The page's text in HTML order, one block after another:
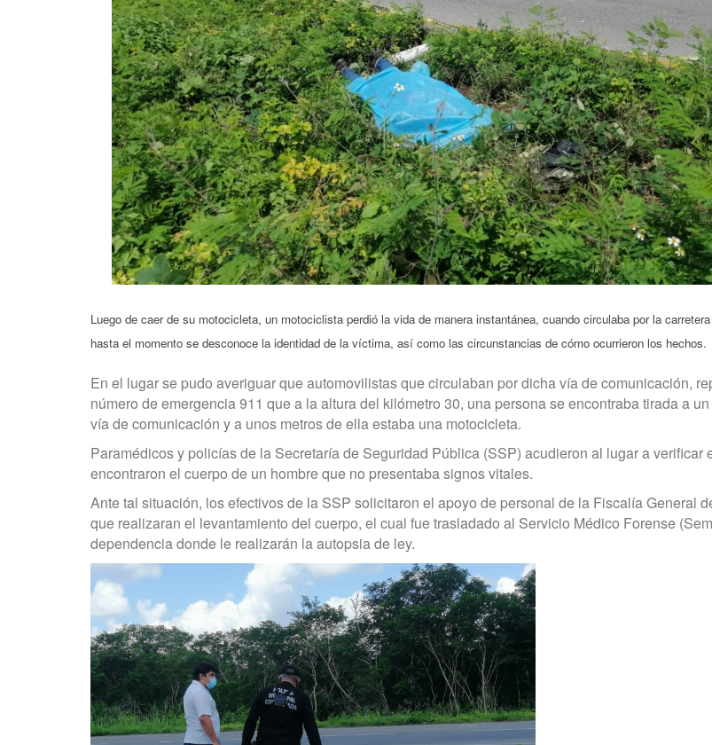
Luego de caer de su motocicleta, un motociclista perdió la vida de manera instantánea, cuando circulaba por la
hasta el momento se desconoce la identidad de la víctima, así como las circunstancias de cómo ocurrieron los hechos.
En el lugar se pudo averiguar que automovilistas que circulaban por dicha vía de comunicación,
número de emergencia 911 que a la altura del kilómetro 30, una persona se encontraba tirada a
vía de comunicación y a unos metros de ella estaba una motocicleta.
Paramédicos y policías de la Secretaría de Seguridad Pública (SSP) acudieron al lugar a verificar
encontraron el cuerpo de un hombre que no presentaba signos vitales.
Ante tal situación, los efectivos de la SSP solicitaron el apoyo de personal de la Fiscalía General
que realizaran el levantamiento del cuerpo, el cual fue trasladado al Servicio Médico Forense
dependencia donde le realizarán la autopsia de ley.